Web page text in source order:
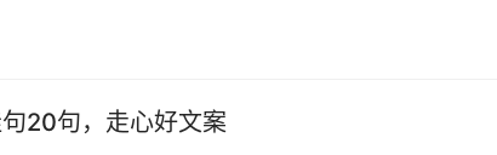
20句，走心好文案